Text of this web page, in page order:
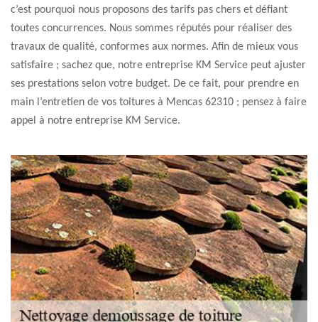
c’est pourquoi nous proposons des tarifs pas chers et défiant
toutes concurrences. Nous sommes réputés pour réaliser des
travaux de qualité, conformes aux normes. Afin de mieux vous
satisfaire ; sachez que, notre entreprise KM Service peut ajuster
ses prestations selon votre budget. De ce fait, pour prendre en
main l’entretien de vos toitures à Mencas 62310 ; pensez à faire
appel à notre entreprise KM Service.